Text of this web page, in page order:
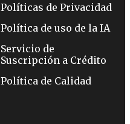
Políticas de Privacidad
Política de uso de la IA
Servicio de
Suscripción a Crédito
Política de Calidad